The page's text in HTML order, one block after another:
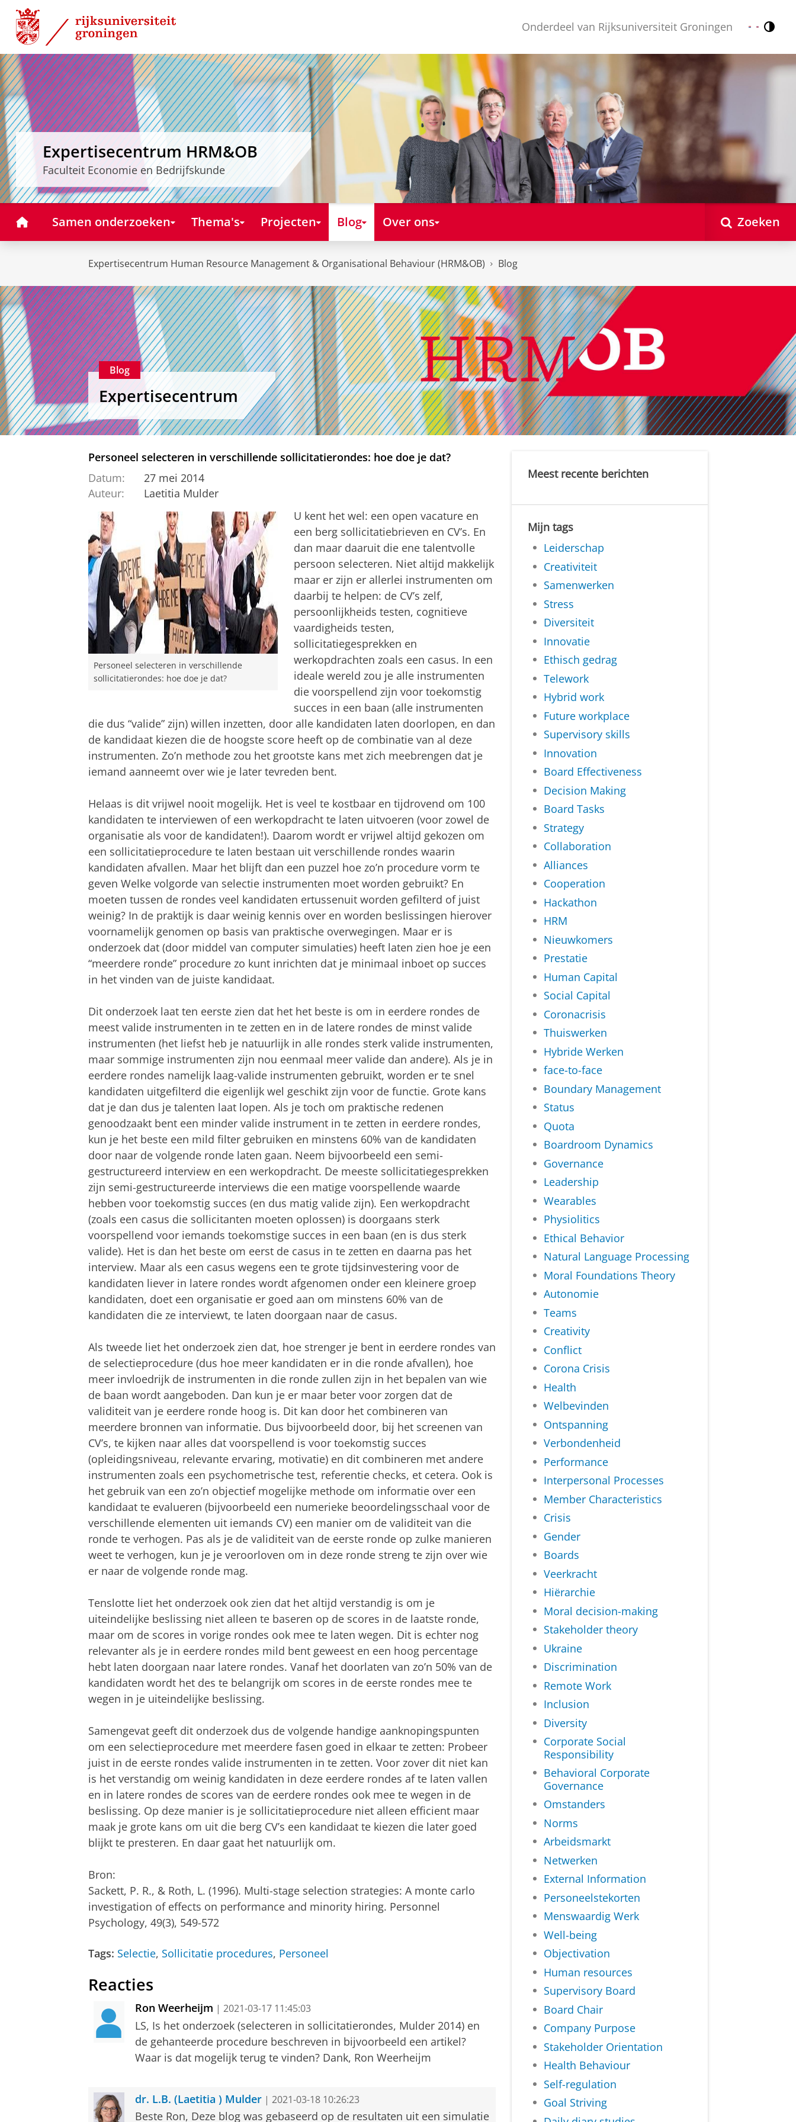
Skip
Content
Skip
Navigation
Onderdeel van Rijksuniversiteit Groningen Nederlands
English
Expertisecentrum HRM&OB
Faculteit Economie en Bedrijfskunde
HomeSamen onderzoeken Thema's Projecten Blog Over ons Zoeken
Expertisecentrum Human Resource Management & Organisational Behaviour (HRM&OB) Blog
Blog
Expertisecentrum
Personeel selecteren in verschillende sollicitatierondes: hoe doe je dat?
Datum:
27 mei 2014
Auteur:
Laetitia Mulder
Personeel selecteren in verschillende
sollicitatierondes: hoe doe je dat?
U kent het wel: een open vacature en
een berg sollicitatiebrieven en CV’s. En
dan maar daaruit die ene talentvolle
persoon selecteren. Niet altijd makkelijk
maar er zijn er allerlei instrumenten om
daarbij te helpen: de CV’s zelf,
persoonlijkheids testen, cognitieve
vaardigheids testen,
sollicitatiegesprekken en
werkopdrachten zoals een casus. In een
ideale wereld zou je alle instrumenten
die voorspellend zijn voor toekomstig
succes in een baan (alle instrumenten
die dus “valide” zijn) willen inzetten, door alle kandidaten laten doorlopen, en dan
de kandidaat kiezen die de hoogste score heeft op de combinatie van al deze
instrumenten. Zo’n methode zou het grootste kans met zich meebrengen dat je
iemand aanneemt over wie je later tevreden bent.
Helaas is dit vrijwel nooit mogelijk. Het is veel te kostbaar en tijdrovend om 100
kandidaten te interviewen of een werkopdracht te laten uitvoeren (voor zowel de
organisatie als voor de kandidaten!). Daarom wordt er vrijwel altijd gekozen om
een sollicitatieprocedure te laten bestaan uit verschillende rondes waarin
kandidaten afvallen. Maar het blijft dan een puzzel hoe zo’n procedure vorm te
geven Welke volgorde van selectie instrumenten moet worden gebruikt? En
moeten tussen de rondes veel kandidaten ertussenuit worden gefilterd of juist
weinig? In de praktijk is daar weinig kennis over en worden beslissingen hierover
voornamelijk genomen op basis van praktische overwegingen. Maar er is
onderzoek dat (door middel van computer simulaties) heeft laten zien hoe je een
“meerdere ronde” procedure zo kunt inrichten dat je minimaal inboet op succes
in het vinden van de juiste kandidaat.
Dit onderzoek laat ten eerste zien dat het het beste is om in eerdere rondes de
meest valide instrumenten in te zetten en in de latere rondes de minst valide
instrumenten (het liefst heb je natuurlijk in alle rondes sterk valide instrumenten,
maar sommige instrumenten zijn nou eenmaal meer valide dan andere). Als je in
eerdere rondes namelijk laag-valide instrumenten gebruikt, worden er te snel
kandidaten uitgefilterd die eigenlijk wel geschikt zijn voor de functie. Grote kans
dat je dan dus je talenten laat lopen. Als je toch om praktische redenen
genoodzaakt bent een minder valide instrument in te zetten in eerdere rondes,
kun je het beste een mild filter gebruiken en minstens 60% van de kandidaten
door naar de volgende ronde laten gaan. Neem bijvoorbeeld een semi-
gestructureerd interview en een werkopdracht. De meeste sollicitatiegesprekken
zijn semi-gestructureerde interviews die een matige voorspellende waarde
hebben voor toekomstig succes (en dus matig valide zijn). Een werkopdracht
(zoals een casus die sollicitanten moeten oplossen) is doorgaans sterk
voorspellend voor iemands toekomstige succes in een baan (en is dus sterk
valide). Het is dan het beste om eerst de casus in te zetten en daarna pas het
interview. Maar als een casus wegens een te grote tijdsinvestering voor de
kandidaten liever in latere rondes wordt afgenomen onder een kleinere groep
kandidaten, doet een organisatie er goed aan om minstens 60% van de
kandidaten die ze interviewt, te laten doorgaan naar de casus.
Als tweede liet het onderzoek zien dat, hoe strenger je bent in eerdere rondes van
de selectieprocedure (dus hoe meer kandidaten er in die ronde afvallen), hoe
meer invloedrijk de instrumenten in die ronde zullen zijn in het bepalen van wie
de baan wordt aangeboden. Dan kun je er maar beter voor zorgen dat de
validiteit van je eerdere ronde hoog is. Dit kan door het combineren van
meerdere bronnen van informatie. Dus bijvoorbeeld door, bij het screenen van
CV’s, te kijken naar alles dat voorspellend is voor toekomstig succes
(opleidingsniveau, relevante ervaring, motivatie) en dit combineren met andere
instrumenten zoals een psychometrische test, referentie checks, et cetera. Ook is
het gebruik van een zo’n objectief mogelijke methode om informatie over een
kandidaat te evalueren (bijvoorbeeld een numerieke beoordelingsschaal voor de
verschillende elementen uit iemands CV) een manier om de validiteit van die
ronde te verhogen. Pas als je de validiteit van de eerste ronde op zulke manieren
weet te verhogen, kun je je veroorloven om in deze ronde streng te zijn over wie
er naar de volgende ronde mag.
Tenslotte liet het onderzoek ook zien dat het altijd verstandig is om je
uiteindelijke beslissing niet alleen te baseren op de scores in de laatste ronde,
maar om de scores in vorige rondes ook mee te laten wegen. Dit is echter nog
relevanter als je in eerdere rondes mild bent geweest en een hoog percentage
hebt laten doorgaan naar latere rondes. Vanaf het doorlaten van zo’n 50% van de
kandidaten wordt het des te belangrijk om scores in de eerste rondes mee te
wegen in je uiteindelijke beslissing.
Samengevat geeft dit onderzoek dus de volgende handige aanknopingspunten
om een selectieprocedure met meerdere fasen goed in elkaar te zetten: Probeer
juist in de eerste rondes valide instrumenten in te zetten. Voor zover dit niet kan
is het verstandig om weinig kandidaten in deze eerdere rondes af te laten vallen
en in latere rondes de scores van de eerdere rondes ook mee te wegen in de
beslissing. Op deze manier is je sollicitatieprocedure niet alleen efficient maar
maak je grote kans om uit die berg CV’s een kandidaat te kiezen die later goed
blijkt te presteren. En daar gaat het natuurlijk om.
Bron:
Sackett, P. R., & Roth, L. (1996). Multi-stage selection strategies: A monte carlo
investigation of effects on performance and minority hiring. Personnel
Psychology, 49(3), 549-572
Tags: Selectie, Sollicitatie procedures, Personeel
Reacties
Ron Weerheijm | 2021-03-17 11:45:03
LS, Is het onderzoek (selecteren in sollicitatierondes, Mulder 2014) en
de gehanteerde procedure beschreven in bijvoorbeeld een artikel?
Waar is dat mogelijk terug te vinden? Dank, Ron Weerheijm
dr. L.B. (Laetitia ) Mulder | 2021-03-18 10:26:23
Beste Ron, Deze blog was gebaseerd op de resultaten uit een simulatie
Meest recente berichten
Mijn tags
Leiderschap
Creativiteit
Samenwerken
Stress
Diversiteit
Innovatie
Ethisch gedrag
Telework
Hybrid work
Future workplace
Supervisory skills
Innovation
Board Effectiveness
Decision Making
Board Tasks
Strategy
Collaboration
Alliances
Cooperation
Hackathon
HRM
Nieuwkomers
Prestatie
Human Capital
Social Capital
Coronacrisis
Thuiswerken
Hybride Werken
face-to-face
Boundary Management
Status
Quota
Boardroom Dynamics
Governance
Leadership
Wearables
Physiolitics
Ethical Behavior
Natural Language Processing
Moral Foundations Theory
Autonomie
Teams
Creativity
Conflict
Corona Crisis
Health
Welbevinden
Ontspanning
Verbondenheid
Performance
Interpersonal Processes
Member Characteristics
Crisis
Gender
Boards
Veerkracht
Hiërarchie
Moral decision-making
Stakeholder theory
Ukraine
Discrimination
Remote Work
Inclusion
Diversity
Corporate Social
Responsibility
Behavioral Corporate
Governance
Omstanders
Norms
Arbeidsmarkt
Netwerken
External Information
Personeelstekorten
Menswaardig Werk
Well-being
Objectivation
Human resources
Supervisory Board
Board Chair
Company Purpose
Stakeholder Orientation
Health Behaviour
Self-regulation
Goal Striving